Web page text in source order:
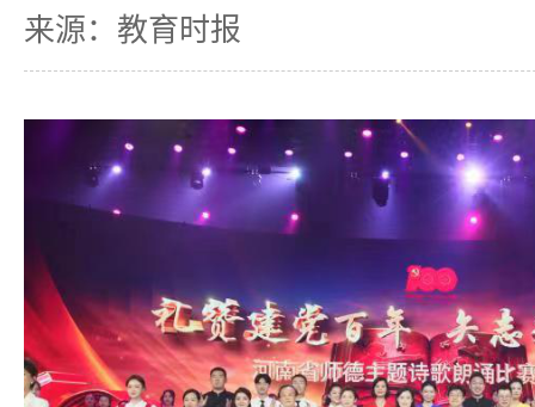
来源：教育时报